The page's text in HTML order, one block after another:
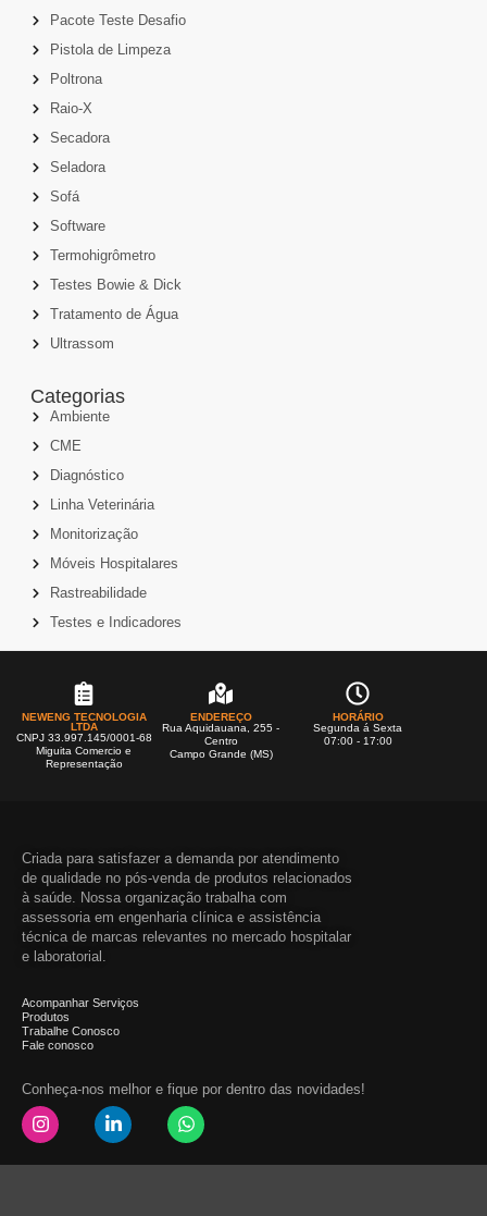
Pacote Teste Desafio
Pistola de Limpeza
Poltrona
Raio-X
Secadora
Seladora
Sofá
Software
Termohigrômetro
Testes Bowie & Dick
Tratamento de Água
Ultrassom
Categorias
Ambiente
CME
Diagnóstico
Linha Veterinária
Monitorização
Móveis Hospitalares
Rastreabilidade
Testes e Indicadores
NEWENG TECNOLOGIA
LTDA
CNPJ 33.997.145/0001-68
Miguita Comercio e
Representação
ENDEREÇO
Rua Aquidauana, 255 -
Centro
Campo Grande (MS)
HORÁRIO
Segunda á Sexta
07:00 - 17:00
Criada para satisfazer a demanda por atendimento
de qualidade no pós-venda de produtos relacionados
à saúde. Nossa organização trabalha com
assessoria em engenharia clínica e assistência
técnica de marcas relevantes no mercado hospitalar
e laboratorial.
Acompanhar Serviços
Produtos
Trabalhe Conosco
Fale conosco
Conheça-nos melhor e fique por dentro das novidades!